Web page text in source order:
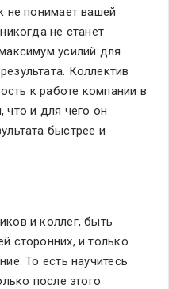
не понимает вашей
не станет
усилий для
Коллектив
к работе компании в
и для чего он
быстрее и
и коллег, быть
сторонних, и только
То есть научитесь
после этого